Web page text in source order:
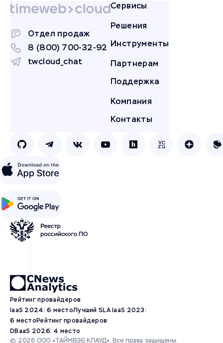
Отдел продаж
8 (800) 700-32-92
twcloud_chat
Сервисы
Решения
Инструменты
Партнерам
Поддержка
Компания
Контакты
Рейтинг провайдеров
IaaS 2024: 6 местоЛучший SLA IaaS 2023:
6 местоРейтинг провайдеров
DBaaS 2026: 4 место
© 2026 ООО «ТАЙМВЭБ.КЛАУД». Все права защищены.